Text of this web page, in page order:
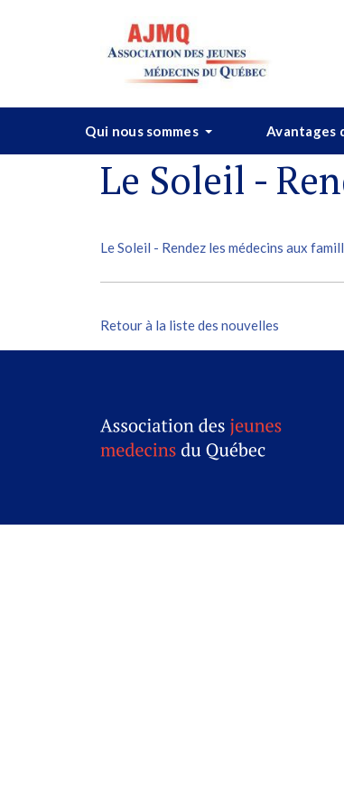
Qui nous sommes Avantages
Le Soleil -
Le Soleil - Rendez les médecins aux
Retour à la liste des nouvelles